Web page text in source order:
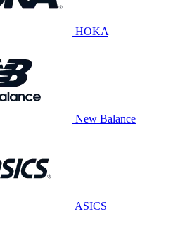
HOKA
New Balance
ASICS